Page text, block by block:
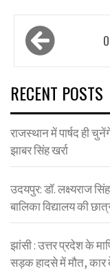
Posts
navigation
RECENT POSTS
राजस्थान में पार्षद ही
झाबर सिंह खर्रा
उदयपुर: डॉ. लक्ष्यराज
बालिका विद्यालय की
झांसी : उत्तर प्रदेश के
सड़क हादसे में मौत, कार